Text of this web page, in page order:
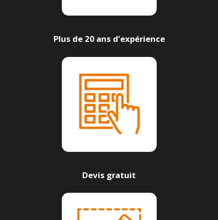
Plus de 20 ans d’expérience
Devis gratuit